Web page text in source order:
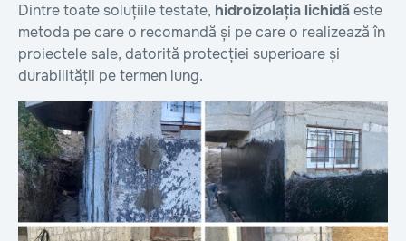
Dintre toate soluțiile testate, hidroizolația lichidăeste
metoda pe care o recomandă și pe care o realizează în
proiectele sale, datorită protecției superioare și
durabilității pe termen lung.